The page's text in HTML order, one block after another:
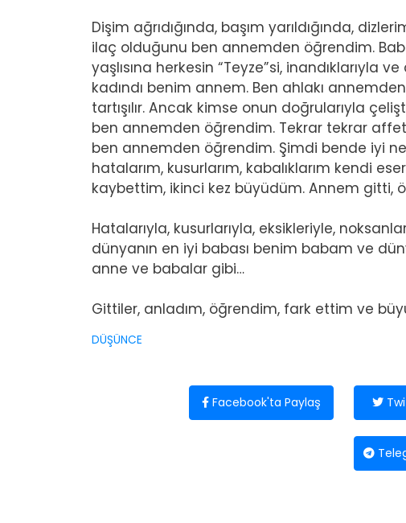
Dişim ağrıdığında, başım yarıldığında,
ilaç olduğunu ben annemden öğrendim.
yaşlısına herkesin “Teyze”si, inandıklarıyla
kadındı benim annem. Ben ahlakı
tartışılır. Ancak kimse onun doğrularıyla
ben annemden öğrendim. Tekrar tekrar
ben annemden öğrendim. Şimdi bende iyi
hatalarım, kusurlarım, kabalıklarım kendi
kaybettim, ikinci kez büyüdüm. Annem gitti,
Hatalarıyla, kusurlarıyla, eksikleriyle,
dünyanın en iyi babası benim babam ve
anne ve babalar gibi…
Gittiler, anladım, öğrendim, fark ettim ve
DÜŞÜNCE
Facebook'ta Paylaş